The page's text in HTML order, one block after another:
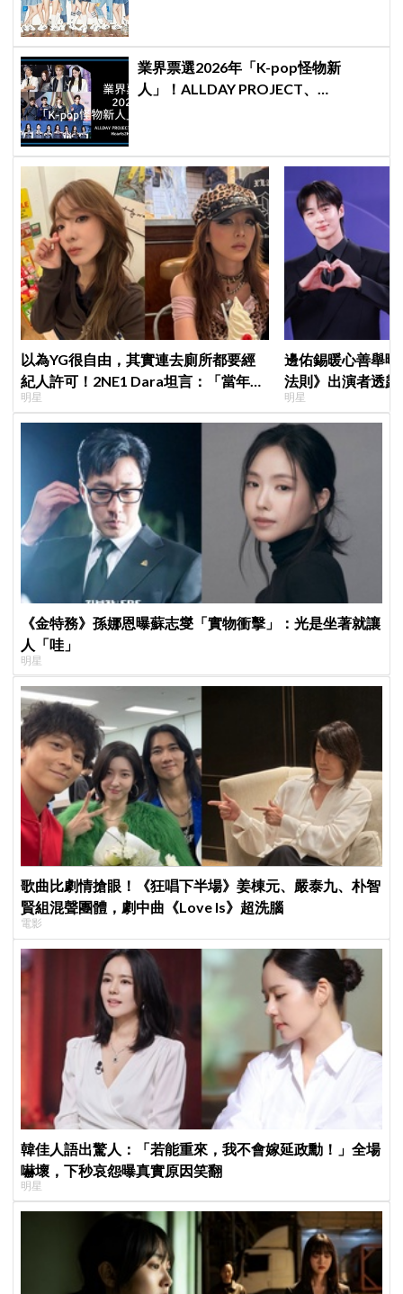
業界票選2026年「K-pop怪物新
人」！ALLDAY PROJECT、
以為YG很自由，其實連去廁所都要經
紀人許可！2NE1 Dara坦言：「當年超
羨慕少女時代」
明星
邊佑錫暖心善舉
法則》出演者透
患者順利完成治療
明星
《金特務》孫娜恩曝蘇志燮「實物衝擊」：光是坐著就讓
人「哇」
明星
歌曲比劇情搶眼！《狂唱下半場》姜棟元、嚴泰九、朴智
賢組混聲團體，劇中曲《Love Is》超洗腦
電影
韓佳人語出驚人：「若能重來，我不會嫁延政勳！」全場
嚇壞，下秒哀怨曝真實原因笑翻
明星